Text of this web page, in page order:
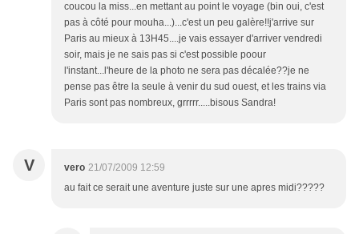
coucou la miss...en mettant au point le voyage (bin oui, c'est
pas à côté pour mouha...)...c'est un peu galère!!j'arrive sur
Paris au mieux à 13H45....je vais essayer d'arriver vendredi
soir, mais je ne sais pas si c'est possible poour
l'instant...l'heure de la photo ne sera pas décalée??je ne
pense pas être la seule à venir du sud ouest, et les trains via
Paris sont pas nombreux, grrrrr.....bisous Sandra!
V vero 21/07/2009 12:59
au fait ce serait une aventure juste sur une apres midi?????